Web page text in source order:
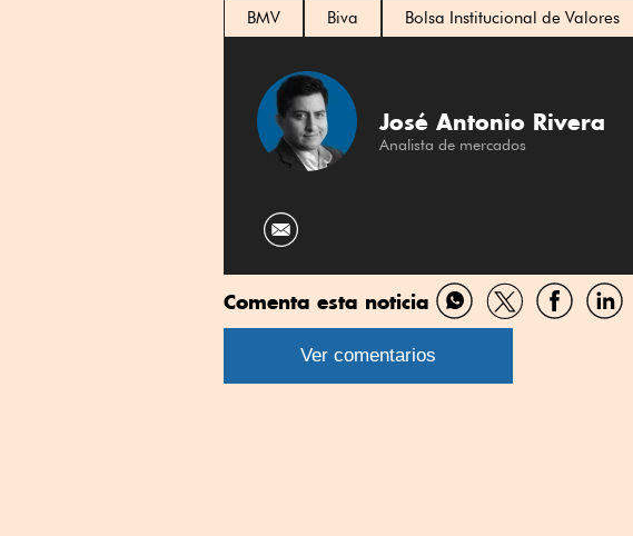
BMV Biva Bolsa Institucional de Valores
José Antonio Rivera
Analista de mercados
Comenta esta noticia
Compartir
por
Compartir
por
Compartir
Ver comentarios